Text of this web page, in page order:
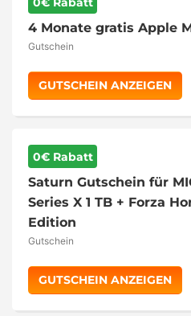
4 Monate gratis Apple
Gutschein
GUTSCHEIN ANZEIGEN
0€ Rabatt
Saturn Gutschein für
Series X 1 TB + Forza
Edition
Gutschein
GUTSCHEIN ANZEIGEN